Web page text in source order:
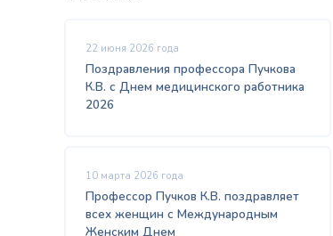
22 июня 2026 года
Поздравления профессора Пучкова
К.В. с Днем медицинского работника
2026
10 марта 2026 года
Профессор Пучков К.В. поздравляет
всех женщин с Международным
Женским Днем